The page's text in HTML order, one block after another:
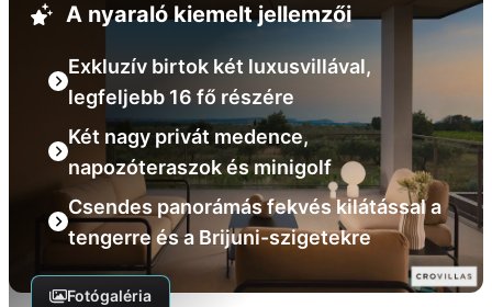
A nyaraló kiemelt jellemzői
Exkluzív birtok két luxusvillával,
legfeljebb 16 fő részére
Két nagy privát medence,
napozóteraszok és minigolf
Csendes panorámás fekvés kilátással a
tengerre és a Brijuni-szigetekre
Fotógaléria